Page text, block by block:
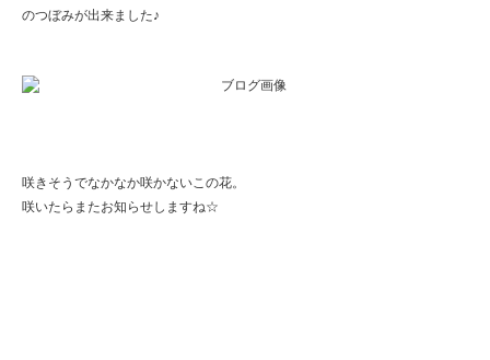
のつぼみが出来ました♪
咲きそうでなかなか咲かないこの花。
咲いたらまたお知らせしますね☆